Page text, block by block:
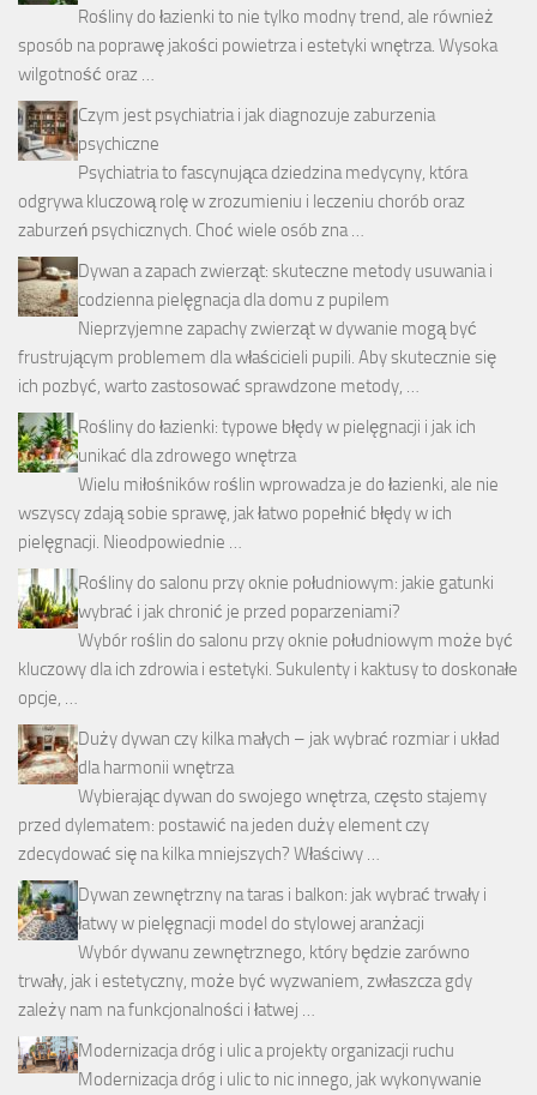
Rośliny do łazienki to nie tylko modny trend, ale również
sposób na poprawę jakości powietrza i estetyki wnętrza. Wysoka
wilgotność oraz …
Czym jest psychiatria i jak diagnozuje zaburzenia
psychiczne
Psychiatria to fascynująca dziedzina medycyny, która
odgrywa kluczową rolę w zrozumieniu i leczeniu chorób oraz
zaburzeń psychicznych. Choć wiele osób zna …
Dywan a zapach zwierząt: skuteczne metody usuwania i
codzienna pielęgnacja dla domu z pupilem
Nieprzyjemne zapachy zwierząt w dywanie mogą być
frustrującym problemem dla właścicieli pupili. Aby skutecznie się
ich pozbyć, warto zastosować sprawdzone metody, …
Rośliny do łazienki: typowe błędy w pielęgnacji i jak ich
unikać dla zdrowego wnętrza
Wielu miłośników roślin wprowadza je do łazienki, ale nie
wszyscy zdają sobie sprawę, jak łatwo popełnić błędy w ich
pielęgnacji. Nieodpowiednie …
Rośliny do salonu przy oknie południowym: jakie gatunki
wybrać i jak chronić je przed poparzeniami?
Wybór roślin do salonu przy oknie południowym może być
kluczowy dla ich zdrowia i estetyki. Sukulenty i kaktusy to doskonałe
opcje, …
Duży dywan czy kilka małych – jak wybrać rozmiar i układ
dla harmonii wnętrza
Wybierając dywan do swojego wnętrza, często stajemy
przed dylematem: postawić na jeden duży element czy
zdecydować się na kilka mniejszych? Właściwy …
Dywan zewnętrzny na taras i balkon: jak wybrać trwały i
łatwy w pielęgnacji model do stylowej aranżacji
Wybór dywanu zewnętrznego, który będzie zarówno
trwały, jak i estetyczny, może być wyzwaniem, zwłaszcza gdy
zależy nam na funkcjonalności i łatwej …
Modernizacja dróg i ulic a projekty organizacji ruchu
Modernizacja dróg i ulic to nic innego, jak wykonywanie